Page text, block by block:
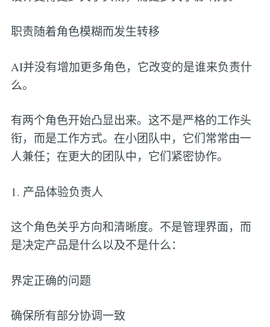
职责随着角色模糊而发生转移
AI并没有增加更多角色，它改变的是谁来负责什
么。
有两个角色开始凸显出来。这不是严格的工作头
衔，而是工作方式。在小团队中，它们常常由一
人兼任；在更大的团队中，它们紧密协作。
1. 产品体验负责人
这个角色关乎方向和清晰度。不是管理界面，而
是决定产品是什么以及不是什么：
界定正确的问题
确保所有部分协调一致